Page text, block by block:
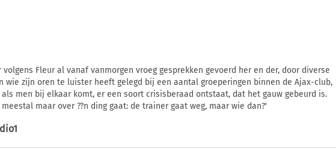
volgens Fleur al vanaf vanmorgen vroeg gesprekken gevoerd her en der, door diverse
wie zijn oren te luister heeft gelegd bij een aantal groeperingen binnen de Ajax-club,
men bij elkaar komt, er een soort crisisberaad ontstaat, dat het gauw gebeurd is.
maar over ??n ding gaat: de trainer gaat weg, maar wie dan?'